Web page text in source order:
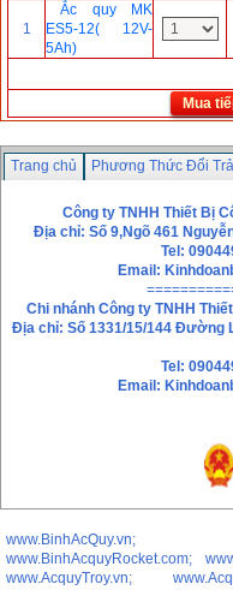
1
Ắc quy MK
ES5-12( 12V-
5Ah)
Mua
Trang chủ Phương Thức Đổi
Công ty TNHH Thiết Bị
Địa chỉ: Số 9,Ngõ 461
Tel:
Email:
Chi nhánh Công ty TNHH
Địa chỉ: Số 1331/15/144 Đường
Tel:
Email:
www.BinhAcQuy.vn;
www.BinhAcquyRocket.com;
www.AcquyTroy.vn;